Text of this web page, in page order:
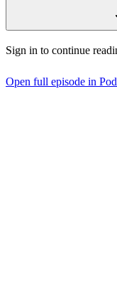
Sign in to continue
Open full episode in